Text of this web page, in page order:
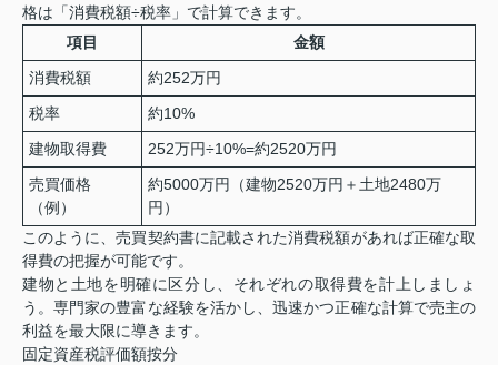
格は「消費税額÷税率」で計算できます。
項目
金額
消費税額
約252万円
税率
約10%
建物取得費
252万円÷10%=約2520万円
売買価格
（例）
約5000万円（建物2520万円＋土地2480万
円）
このように、売買契約書に記載された消費税額があれば正確な取
得費の把握が可能です。
建物と土地を明確に区分し、それぞれの取得費を計上しましょ
う。専門家の豊富な経験を活かし、迅速かつ正確な計算で売主の
利益を最大限に導きます。
固定資産税評価額按分